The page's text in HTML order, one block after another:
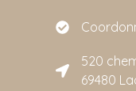
520
69480